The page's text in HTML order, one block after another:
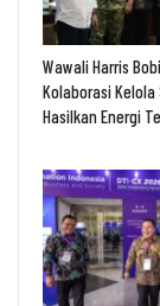
Wawali Harris
Kolaborasi Kelola
Hasilkan Energi